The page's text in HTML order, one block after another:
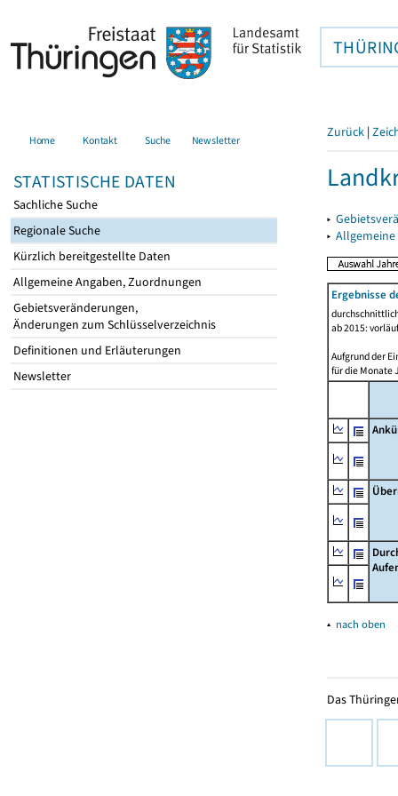
Home Kontakt Suche Newsletter
STATISTISCHE DATEN
Sachliche Suche
Regionale Suche
Kürzlich bereitgestellte Daten
Allgemeine Angaben, Zuordnungen
Gebietsveränderungen,
Änderungen zum Schlüsselverzeichnis
Definitionen und Erläuterungen
Newsletter
Zurück |
▸
▸
Ergebnisse
ab 2015:
Aufgrund der
für die Monate
▴ nach oben
Das